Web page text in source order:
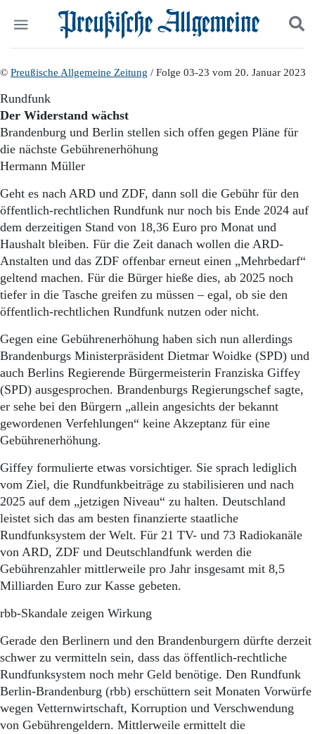
Start
Wer wir sind
Aktuelle Ausgabe
Abonnenten-Login
Abonnent werden
Abo Prämien
Archiv
Mediadaten
Politik
Panorama
Gesellschaft
Leben
Pommern
Berlin-Brandenburg
Schlesien
Danzig und Westpreußen
Bücher
Kontakt
Suchen und finden
© Preußische Allgemeine Zeitung / Folge 03-23 vom 20. Januar 2023
Rundfunk
Der Widerstand wächst
Brandenburg und Berlin stellen sich offen gegen Pläne für
die nächste Gebührenerhöhung
Hermann Müller
Geht es nach ARD und ZDF, dann soll die Gebühr für den
öffentlich-rechtlichen Rundfunk nur noch bis Ende 2024 auf
dem derzeitigen Stand von 18,36 Euro pro Monat und
Haushalt bleiben. Für die Zeit danach wollen die ARD-
Anstalten und das ZDF offenbar erneut einen „Mehrbedarf“
geltend machen. Für die Bürger hieße dies, ab 2025 noch
tiefer in die Tasche greifen zu müssen – egal, ob sie den
öffentlich-rechtlichen Rundfunk nutzen oder nicht.
Gegen eine Gebührenerhöhung haben sich nun allerdings
Brandenburgs Ministerpräsident Dietmar Woidke (SPD) und
auch Berlins Regierende Bürgermeisterin Franziska Giffey
(SPD) ausgesprochen. Brandenburgs Regierungschef sagte,
er sehe bei den Bürgern „allein angesichts der bekannt
gewordenen Verfehlungen“ keine Akzeptanz für eine
Gebührenerhöhung.
Giffey formulierte etwas vorsichtiger. Sie sprach lediglich
vom Ziel, die Rundfunkbeiträge zu stabilisieren und nach
2025 auf dem „jetzigen Niveau“ zu halten. Deutschland
leistet sich das am besten finanzierte staatliche
Rundfunksystem der Welt. Für 21 TV- und 73 Radiokanäle
von ARD, ZDF und Deutschlandfunk werden die
Gebührenzahler mittlerweile pro Jahr insgesamt mit 8,5
Milliarden Euro zur Kasse gebeten.
rbb-Skandale zeigen Wirkung
Gerade den Berlinern und den Brandenburgern dürfte derzeit
schwer zu vermitteln sein, dass das öffentlich-rechtliche
Rundfunksystem noch mehr Geld benötige. Den Rundfunk
Berlin-Brandenburg (rbb) erschüttern seit Monaten Vorwürfe
wegen Vetternwirtschaft, Korruption und Verschwendung
von Gebührengeldern. Mittlerweile ermittelt die